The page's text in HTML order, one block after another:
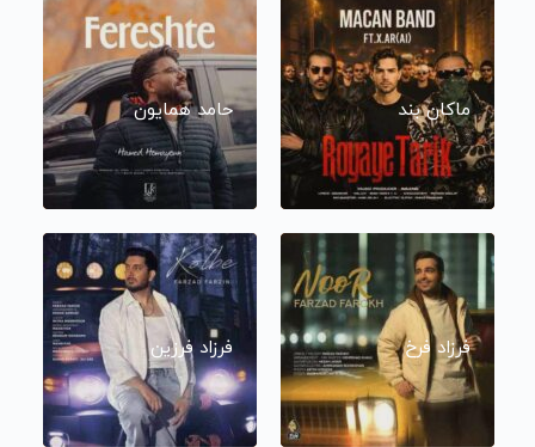
ماکان بند حامد همایون
فرزاد فرخ فرزاد فرزین